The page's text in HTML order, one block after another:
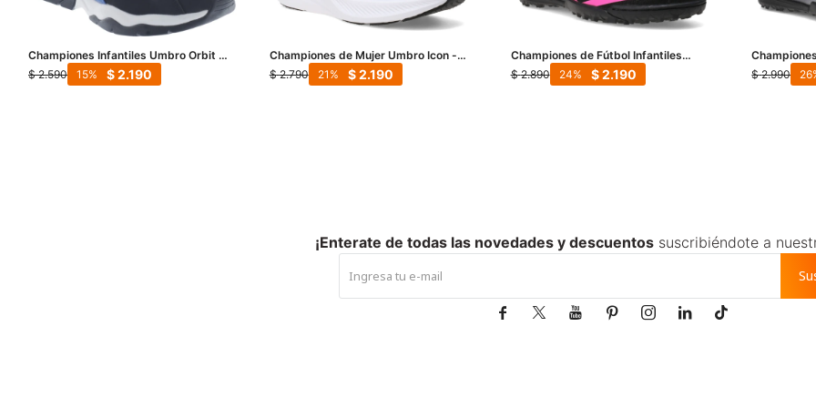
Championes Infantiles Umbro Orbit -
Negro - Azul Real
$ 2.590 $2.190
15
Championes de Mujer Umbro Icon -
Negro
$ 2.790 $2.190
21
Championes de Fútbol Infantiles
Umbro Hit Tf - Negro - Fucsia -
Celeste
$ 2.890 $ 2.190
24
Vibe TF -
$ 2.990 26
¡Enterate de todas las novedades y descuentossuscribiéndote a
      